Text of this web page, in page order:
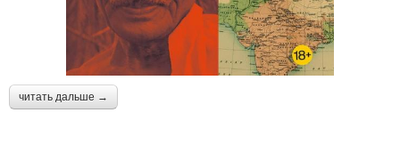
читать дальше →